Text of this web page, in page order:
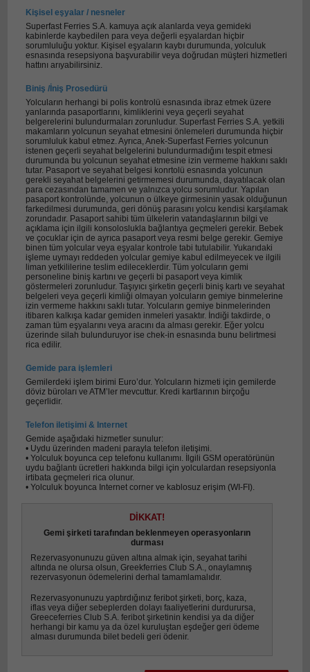
Kişisel eşyalar / nesneler
Superfast Ferries S.A. kamuya açık alanlarda veya gemideki
kabinlerde kaybedilen para veya değerli eşyalardan hiçbir
sorumluluğu yoktur. Kişisel eşyaların kaybı durumunda, yolculuk
esnasında resepsiyona başvurabilir veya doğrudan müşteri hizmetleri
hattını arıyabilirsiniz.
Biniş /İniş Prosedürü
Yolcuların herhangi bi polis kontrolü esnasında ibraz etmek üzere
yanlarında pasaportlarını, kimliklerini veya geçerli seyahat
belgerelerini bulundurmaları zorunludur. Superfast Ferries S.A. yetkili
makamların yolcunun seyahat etmesini önlemeleri durumunda hiçbir
sorumluluk kabul etmez. Ayrıca, Anek-Superfast Ferries yolcunun
istenen geçerli seyahat belgelerini bulundurmadığını tespit etmesi
durumunda bu yolcunun seyahat etmesine izin vermeme hakkını saklı
tutar. Pasaport ve seyahat belgesi konrtolü esnasında yolcunun
gerekli seyahat belgelerini getirmemesi durumunda, dayatılacak olan
para cezasından tamamen ve yalnızca yolcu sorumludur. Yapılan
pasaport kontrolünde, yolcunun o ülkeye girmesinin yasak olduğunun
farkedilmesi durumunda, geri dönüş parasını yolcu kendisi karşılamak
zorundadır. Pasaport sahibi tüm ülkelerin vatandaşlarının bilgi ve
açıklama için ilgili konsoloslukla bağlantıya geçmeleri gerekir. Bebek
ve çocuklar için de ayrıca pasaport veya resmi belge gerekir. Gemiye
binen tüm yolcular veya eşyalar kontrole tabi tutulabilir. Yukarıdaki
işleme uymayı reddeden yolcular gemiye kabul edilmeyecek ve ilgili
liman yetkililerine teslim edileceklerdir. Tüm yolcuların gemi
personeline biniş kartını ve geçerli bi pasaport veya kimlik
göstermeleri zorunludur. Taşıyıcı şirketin geçerli biniş kartı ve seyahat
belgeleri veya geçerli kimliği olmayan yolcuların gemiye binmelerine
izin vermeme hakkını saklı tutar. Yolcuların gemiye binmelerinden
itibaren kalkışa kadar gemiden inmeleri yasaktır. İndiği takdirde, o
zaman tüm eşyalarını veya aracını da alması gerekir. Eğer yolcu
üzerinde silah bulunduruyor ise chek-in esnasında bunu belirtmesi
rica edilir.
Gemide para işlemleri
Gemilerdeki işlem birimi Euro’dur. Yolcuların hizmeti için gemilerde
döviz büroları ve ATM’ler mevcuttur. Kredi kartlarının birçoğu
geçerlidir.
Telefon iletişimi & Internet
Gemide aşağıdaki hizmetler sunulur:
• Uydu üzerinden madeni parayla telefon iletişimi.
• Yolculuk boyunca cep telefonu kullanımı. İlgili GSM operatörünün
uydu bağlantı ücretleri hakkında bilgi için yolculardan resepsiyonla
irtibata geçmeleri rica olunur.
• Yolculuk boyunca Internet corner ve kablosuz erişim (WI-FI).
DİKKAT!
Gemi şirketi tarafından beklenmeyen operasyonların
durması
Rezervasyonunuzu güven altına almak için, seyahat tarihi
altında ne olursa olsun, Greekferries Club S.A., onaylamnış
rezervasyonun ödemelerini derhal tamamlamalıdır.
Rezervasyonunuzu yaptırdığınız feribot şirketi, borç, kaza,
iflas veya diğer sebeplerden dolayı faaliyetlerini durdurursa,
Greeceferries Club S.A. feribot şirketinin kendisi ya da diğer
herhangi bir kamu ya da özel kuruluştan eşdeğer geri ödeme
alması durumunda bilet bedeli geri ödenir.